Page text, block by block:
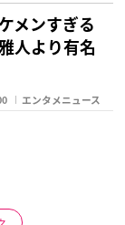
メンすぎる
人より有名
エンタメニュース